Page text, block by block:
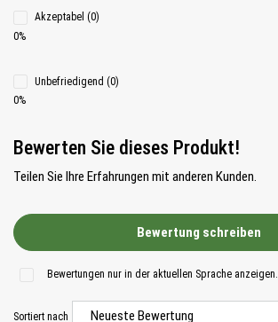
Akzeptabel (0)
0%
Unbefriedigend (0)
0%
Bewerten Sie dieses Produkt!
Teilen Sie Ihre Erfahrungen mit anderen Kunden.
Bewertung schreiben
Bewertungen nur in der aktuellen Sprache anzeigen.
Sortiert nach